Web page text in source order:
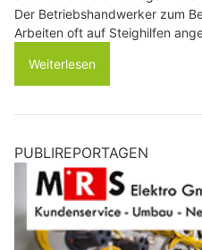
Der Betriebshandwerker zum
Arbeiten oft auf Steighilfen
Weiterlesen
PUBLIREPORTAGEN